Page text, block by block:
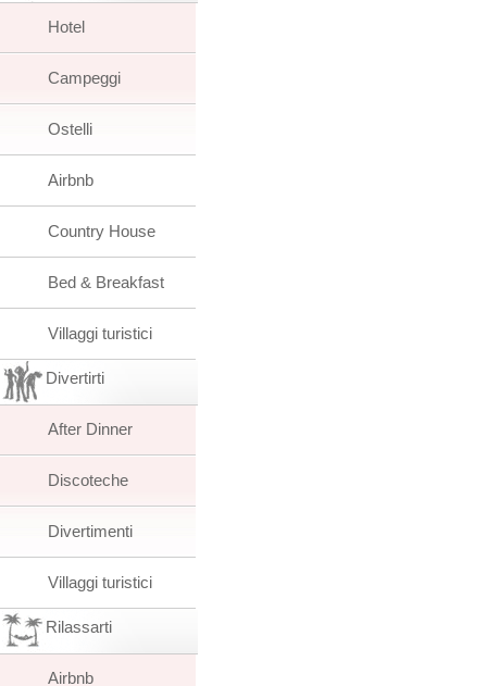
Hotel
Campeggi
Ostelli
Airbnb
Country House
Bed & Breakfast
Villaggi turistici
Divertirti
After Dinner
Discoteche
Divertimenti
Villaggi turistici
Rilassarti
Airbnb